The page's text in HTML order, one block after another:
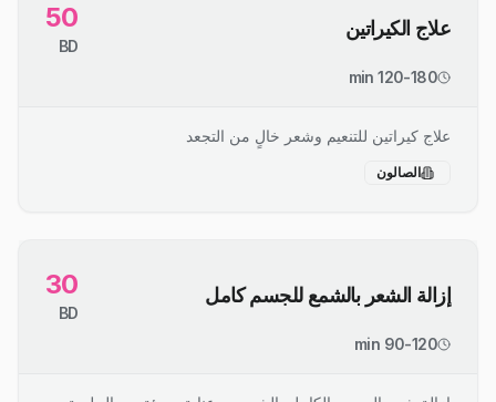
علاج الكيراتين 50
BD
120-180 min
علاج كيراتين للتنعيم وشعر خالٍ من التجعد
الصالون
إزالة الشعر بالشمع للجسم كامل 30
BD
90-120 min